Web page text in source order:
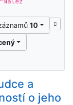
10
a
o jeho